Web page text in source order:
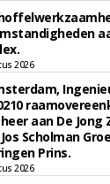
2026
aan De Jong
Scholman
Prins.
2026